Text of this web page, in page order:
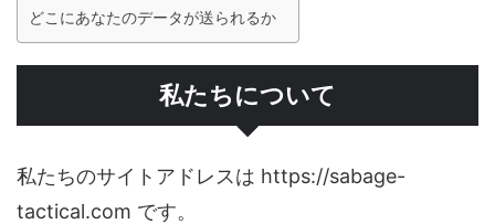
どこにあなたのデータが送られるか
私たちについて
私たちのサイトアドレスは https://sabage-
tactical.com です。